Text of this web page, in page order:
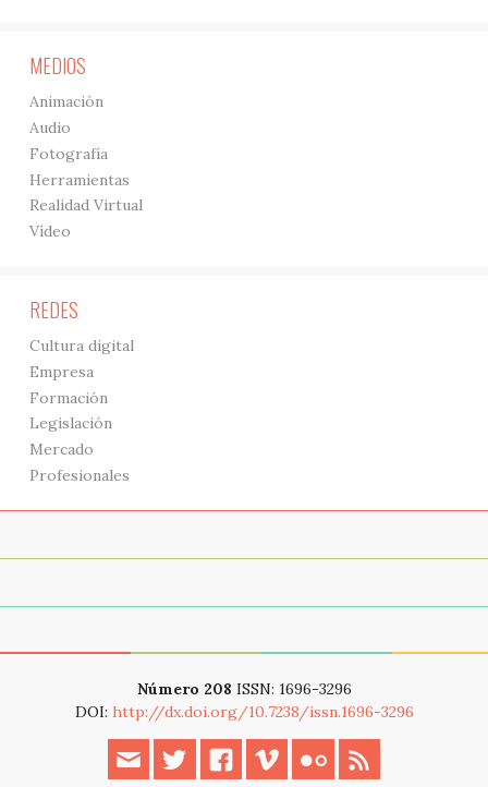
MEDIOS
Animación
Audio
Fotografía
Herramientas
Realidad Virtual
Vídeo
REDES
Cultura digital
Empresa
Formación
Legislación
Mercado
Profesionales
Número 208 ISSN: 1696-3296
DOI: http://dx.doi.org/10.7238/issn.1696-3296